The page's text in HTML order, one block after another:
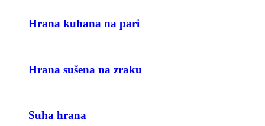
Hrana kuhana na pari
Hrana sušena na zraku
Suha hrana